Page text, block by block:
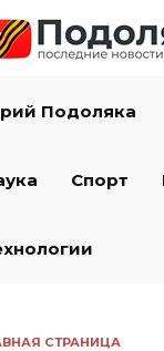
Подоляка
Спорт
СТРАНИЦА